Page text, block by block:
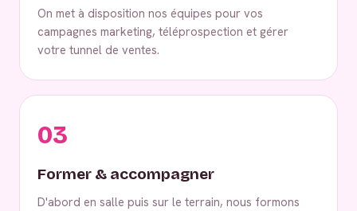
On met à disposition nos équipes pour vos
campagnes marketing, téléprospection et gérer
votre tunnel de ventes.
03
Former & accompagner
D'abord en salle puis sur le terrain, nous formons